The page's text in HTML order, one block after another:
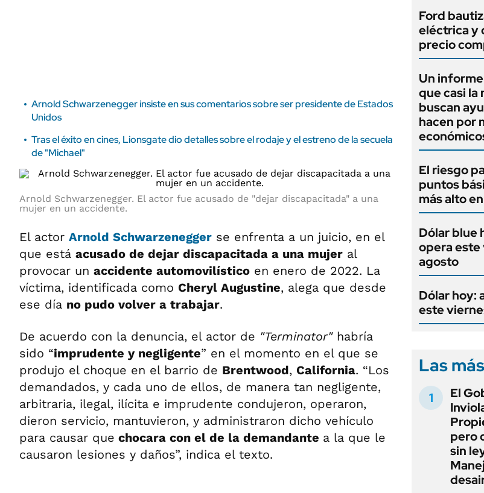
Arnold Schwarzenegger insiste en sus comentarios sobre ser presidente de Estados
Unidos
Tras el éxito en cines, Lionsgate dio detalles sobre el rodaje y el estreno de la secuela
de "Michael"
Arnold Schwarzenegger. El actor fue acusado de "dejar discapacitada" a una
mujer en un accidente.
El actor Arnold Schwarzenegger se enfrenta a un juicio, en el
que está acusado de dejar discapacitada a una mujer al
provocar un accidente automovilístico en enero de 2022. La
víctima, identificada como Cheryl Augustine, alega que desde
ese día no pudo volver a trabajar.
De acuerdo con la denuncia, el actor de "Terminator"habría
sido “imprudente y negligente” en el momento en el que se
produjo el choque en el barrio de Brentwood, California. “Los
demandados, y cada uno de ellos, de manera tan negligente,
arbitraria, ilegal, ilícita e imprudente condujeron, operaron,
dieron servicio, mantuvieron, y administraron dicho vehículo
para causar que chocara con el de la demandante a la que le
causaron lesiones y daños”, indica el texto.
Ford
eléctrica y
precio
Un
que casi la
buscan
hacen por
El riesgo
puntos
más alto
Dólar blue
opera este
agosto
Dólar hoy:
este
Las
El
pero
sin